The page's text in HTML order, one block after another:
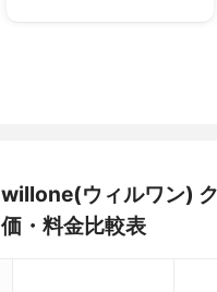
willone(ウィルワン)
価・料金比較表